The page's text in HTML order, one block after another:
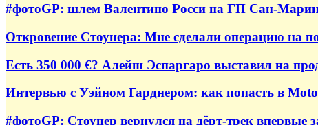
#фотоGP: шлем Валентино Росси на ГП Сан-
Откровение Стоунера: Мне сделали операцию на
Есть 350 000 €? Алейш Эспаргаро выставил на
Интервью с Уэйном Гарднером: как попасть в
#фотоGP: Стоунер вернулся на дёрт-трек впервые